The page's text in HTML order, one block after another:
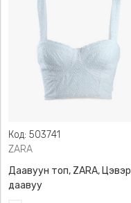
Код: 503741
ZARA
Даавуун топ, ZARA, Цэвэр
даавуу